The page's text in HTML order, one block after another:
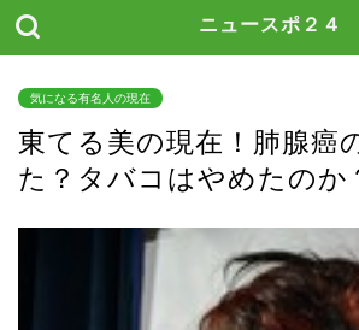
ニュースポ２４
気になる有名人の現在
東てる美の現在！肺腺癌
た？タバコはやめたのか